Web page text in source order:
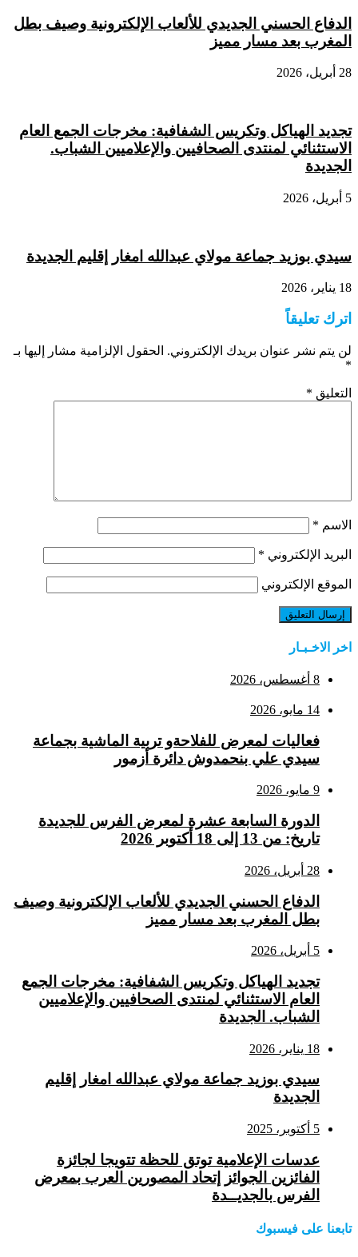
الدفاع الحسني الجديدي للألعاب الإلكترونية وصيف بطل
المغرب بعد مسار مميز
28 أبريل، 2026
تجديد الهياكل وتكريس الشفافية: مخرجات الجمع العام
الاستثنائي لمنتدى الصحافيين والإعلاميين الشباب.
الجديدة
5 أبريل، 2026
سيدي بوزيد جماعة مولاي عبدالله امغار إقليم الجديدة
18 يناير، 2026
اترك تعليقاً
لن يتم نشر عنوان بريدك الإلكتروني. الحقول الإلزامية مشار إليها بـ
*
التعليق *
الاسم *
البريد الإلكتروني *
الموقع الإلكتروني
اخر الاخـبـار
8 أغسطس، 2026
14 مايو، 2026
فعاليات لمعرض للفلاحةو تربية الماشية بجماعة
سيدي علي بنحمدوش دائرة أزمور
9 مايو، 2026
الدورة السابعة عشرة لمعرض الفرس للجديدة
تاريخ: من 13 إلى 18 أكتوبر 2026
28 أبريل، 2026
الدفاع الحسني الجديدي للألعاب الإلكترونية وصيف
بطل المغرب بعد مسار مميز
5 أبريل، 2026
تجديد الهياكل وتكريس الشفافية: مخرجات الجمع
العام الاستثنائي لمنتدى الصحافيين والإعلاميين
الشباب. الجديدة
18 يناير، 2026
سيدي بوزيد جماعة مولاي عبدالله امغار إقليم
الجديدة
5 أكتوبر، 2025
عدسات الإعلامية توتق للحظة تتويجا لجائزة
الفائزين الجوائز إتحاد المصورين العرب بمعرض
الفرس بالجديــدة
تابعنا على فيسبوك